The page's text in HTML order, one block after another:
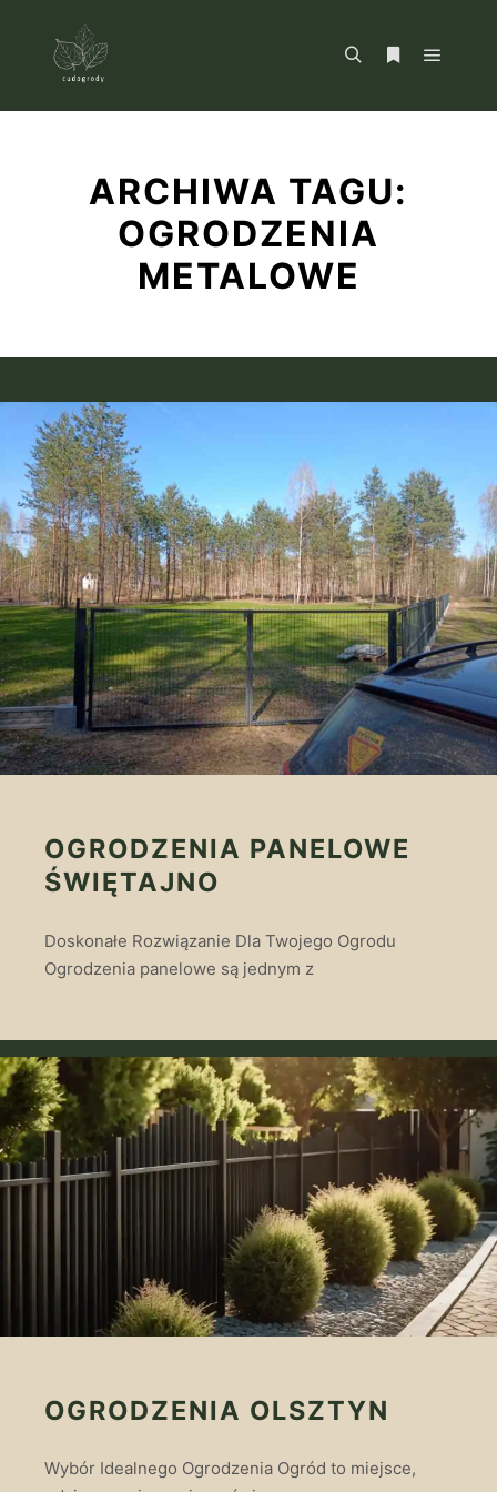
ARCHIWA TAGU:
OGRODZENIA
METALOWE
OGRODZENIA PANELOWE
ŚWIĘTAJNO
Doskonałe Rozwiązanie Dla Twojego Ogrodu
Ogrodzenia panelowe są jednym z
OGRODZENIA OLSZTYN
Wybór Idealnego Ogrodzenia Ogród to miejsce,